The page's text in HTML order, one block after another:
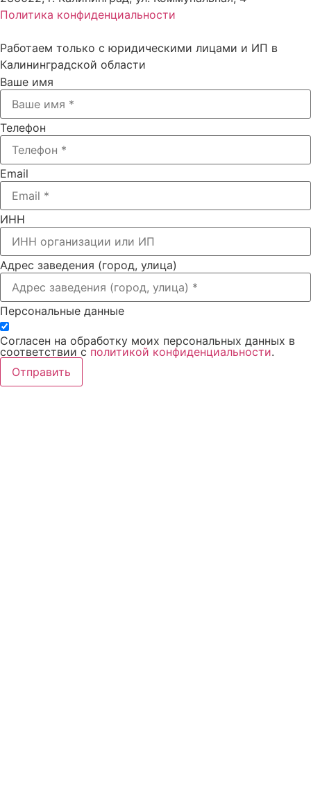
Политика конфиденциальности
Работаем только с юридическими лицами и ИП в
Калининградской области
Ваше имя
Телефон
Email
ИНН
Адрес заведения (город, улица)
Персональные данные
Согласен на обработку моих персональных данных в
соответствии с политикой конфиденциальности.
Отправить